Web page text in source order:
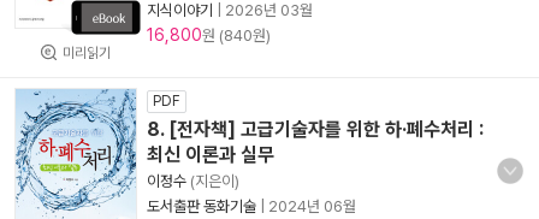
미리읽기
지식이야기
2026년 03월
16,800원 (840원)
PDF
8. [전자책] 고급기술자를 위한 하·폐수처리 :
최신 이론과 실무
이정수 (지은이)
도서출판 동화기술
2024년 06월